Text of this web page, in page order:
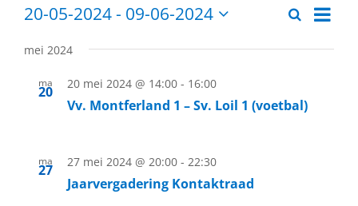
Zoeken
Zoeken
Lijst
20-05-2024 - 09-06-2024
een
mei 2024
ma
20 20 mei 2024 @ 14:00 - 16:00
Vv. Montferland 1 – Sv. Loil 1 (voetbal)
ma
27 27 mei 2024 @ 20:00 - 22:30
Jaarvergadering Kontaktraad